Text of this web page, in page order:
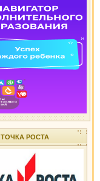
ТОЧКА РОСТА